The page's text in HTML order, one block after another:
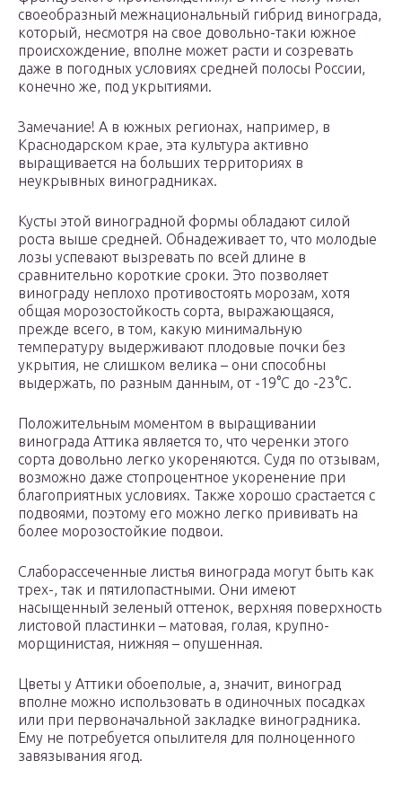
своеобразный межнациональный гибрид винограда,
который, несмотря на свое довольно-таки южное
происхождение, вполне может расти и созревать
даже в погодных условиях средней полосы России,
конечно же, под укрытиями.
Замечание! А в южных регионах, например, в
Краснодарском крае, эта культура активно
выращивается на больших территориях в
неукрывных виноградниках.
Кусты этой виноградной формы обладают силой
роста выше средней. Обнадеживает то, что молодые
лозы успевают вызревать по всей длине в
сравнительно короткие сроки. Это позволяет
винограду неплохо противостоять морозам, хотя
общая морозостойкость сорта, выражающаяся,
прежде всего, в том, какую минимальную
температуру выдерживают плодовые почки без
укрытия, не слишком велика – они способны
выдержать, по разным данным, от -19°С до -23°С.
Положительным моментом в выращивании
винограда Аттика является то, что черенки этого
сорта довольно легко укореняются. Судя по отзывам,
возможно даже стопроцентное укоренение при
благоприятных условиях. Также хорошо срастается с
подвоями, поэтому его можно легко прививать на
более морозостойкие подвои.
Слаборассеченные листья винограда могут быть как
трех-, так и пятилопастными. Они имеют
насыщенный зеленый оттенок, верхняя поверхность
листовой пластинки – матовая, голая, крупно-
морщинистая, нижняя – опушенная.
Цветы у Аттики обоеполые, а, значит, виноград
вполне можно использовать в одиночных посадках
или при первоначальной закладке виноградника.
Ему не потребуется опылителя для полноценного
завязывания ягод.